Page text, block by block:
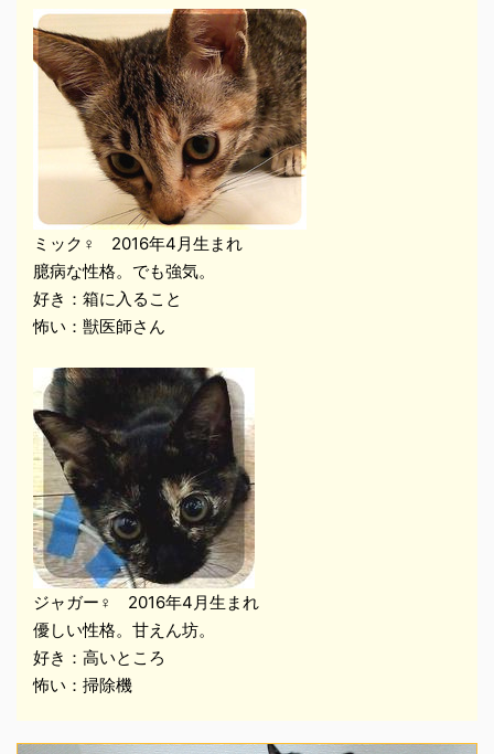
ミック♀ 2016年4月生まれ
臆病な性格。でも強気。
好き：箱に入ること
怖い：獣医師さん
ジャガー♀ 2016年4月生まれ
優しい性格。甘えん坊。
好き：高いところ
怖い：掃除機